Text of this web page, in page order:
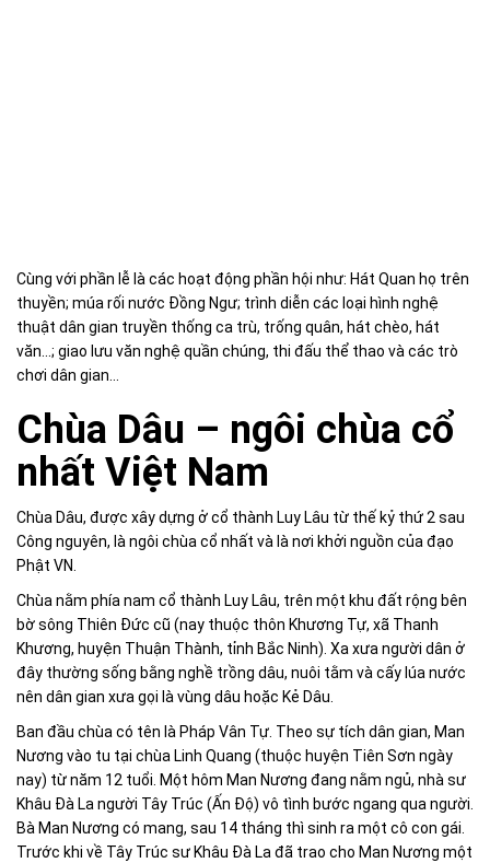
Cùng với phần lễ là các hoạt động phần hội như: Hát Quan họ trên
thuyền; múa rối nước Đồng Ngư; trình diễn các loại hình nghệ
thuật dân gian truyền thống ca trù, trống quân, hát chèo, hát
văn...; giao lưu văn nghệ quần chúng, thi đấu thể thao và các trò
chơi dân gian...
Chùa Dâu – ngôi chùa cổ
nhất Việt Nam
Chùa Dâu, được xây dựng ở cổ thành Luy Lâu từ thế kỷ thứ 2 sau
Công nguyên, là ngôi chùa cổ nhất và là nơi khởi nguồn của đạo
Phật VN.
Chùa nằm phía nam cổ thành Luy Lâu, trên một khu đất rộng bên
bờ sông Thiên Đức cũ (nay thuộc thôn Khương Tự, xã Thanh
Khương, huyện Thuận Thành, tỉnh Bắc Ninh). Xa xưa người dân ở
đây thường sống bằng nghề trồng dâu, nuôi tằm và cấy lúa nước
nên dân gian xưa gọi là vùng dâu hoặc Kẻ Dâu.
Ban đầu chùa có tên là Pháp Vân Tự. Theo sự tích dân gian, Man
Nương vào tu tại chùa Linh Quang (thuộc huyện Tiên Sơn ngày
nay) từ năm 12 tuổi. Một hôm Man Nương đang nằm ngủ, nhà sư
Khâu Đà La người Tây Trúc (Ấn Độ) vô tình bước ngang qua người.
Bà Man Nương có mang, sau 14 tháng thì sinh ra một cô con gái.
Trước khi về Tây Trúc sư Khâu Đà La đã trao cho Man Nương một